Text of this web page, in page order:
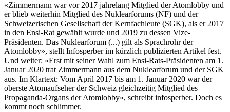
«Zimmermann war vor 2017 jahrelang Mitglied der Atomlobby und
er blieb weiterhin Mitglied des Nuklearforums (NF) und der
Schweizerischen Gesellschaft der Kernfachleute (SGK), als er 2017
in den Ensi-Rat gewählt wurde und 2019 zu dessen Vize-
Präsidenten. Das Nuklearforum (...) gilt als Sprachrohr der
Atomlobby», stellt Infosperber im kürzlich publizierten Artikel fest.
Und weiter: «Erst mit seiner Wahl zum Ensi-Rats-Präsidenten am 1.
Januar 2020 trat Zimmermann aus dem Nuklearforum und der SGK
aus. Im Klartext: Vom April 2017 bis am 1. Januar 2020 war der
oberste Atomaufseher der Schweiz gleichzeitig Mitglied des
Propaganda-Organs der Atomlobby», schreibt infosperber. Doch es
kommt noch schlimmer.